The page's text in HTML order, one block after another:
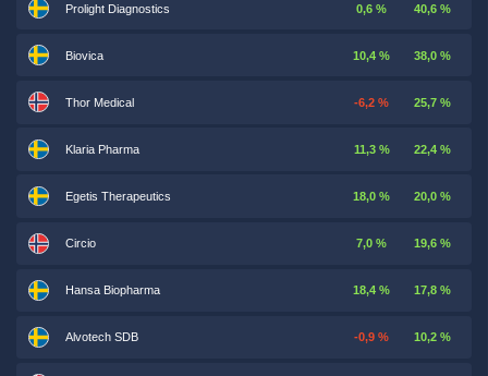
Prolight Diagnostics 0,6 % 40,6 %
Biovica 10,4 % 38,0 %
Thor Medical -6,2 % 25,7 %
Klaria Pharma 11,3 % 22,4 %
Egetis Therapeutics 18,0 % 20,0 %
Circio 7,0 % 19,6 %
Hansa Biopharma 18,4 % 17,8 %
Alvotech SDB -0,9 % 10,2 %